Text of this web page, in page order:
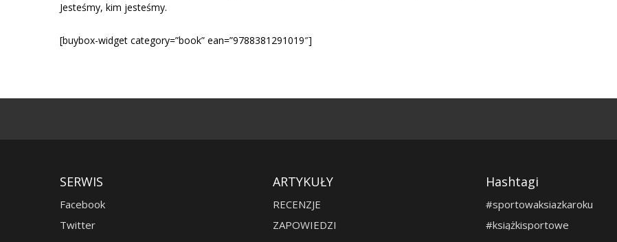
Jesteśmy, kim jesteśmy.
[buybox-widget category=”book” ean=”9788381291019″]
SERWIS
Facebook
Twitter
ARTYKUŁY
RECENZJE
ZAPOWIEDZI
Hashtagi
#sportowaksiazkaroku
#książkisportowe